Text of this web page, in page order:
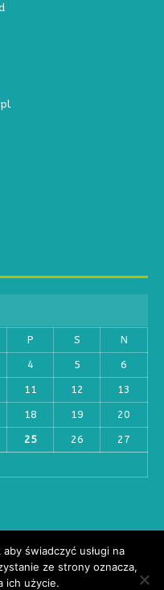
P S N
4 5 6
11 12 13
18 19 20
25 26 27
świadczyć usługi na
ze strony oznacza,
ich użycie.